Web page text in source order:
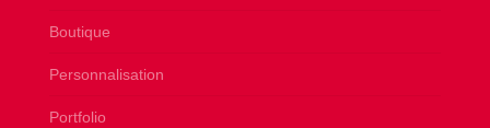
Boutique
Personnalisation
Portfolio